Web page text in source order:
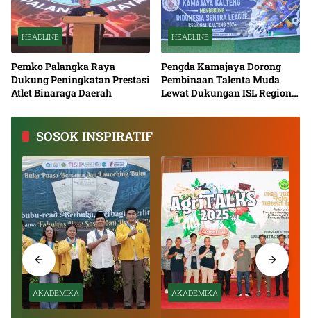
HEADLINE
Pemko Palangka Raya
Dukung Peningkatan Prestasi
Atlet Binaraga Daerah
HEADLINE
Pengda Kamajaya Dorong
Pembinaan Talenta Muda
Lewat Dukungan ISL Regional
SOSOK INSPIRATIF
AKADEMIKA AKADEMIKA